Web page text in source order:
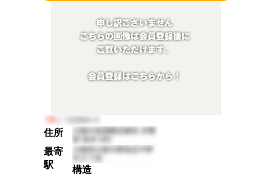
住所
最寄
駅
構造